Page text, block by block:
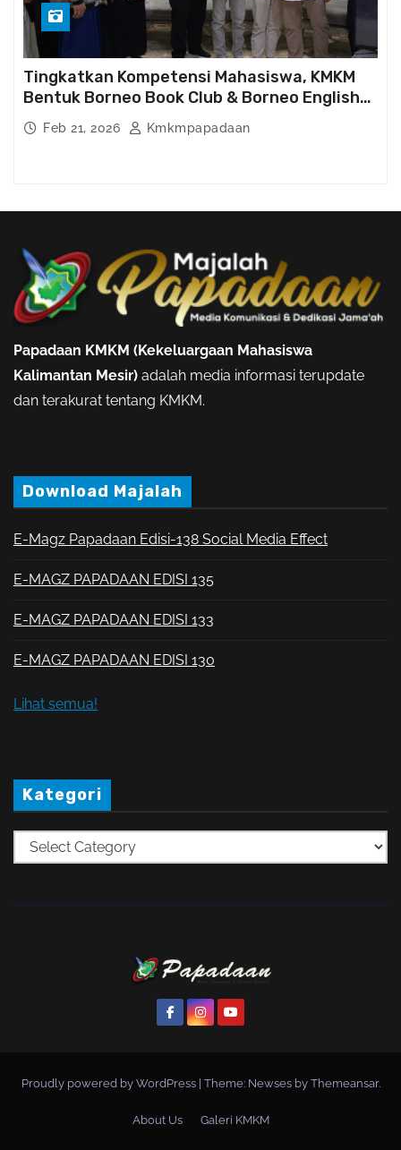
Tingkatkan Kompetensi Mahasiswa, KMKM
Bentuk Borneo Book Club & Borneo English
ClubFeb 21, 2026 Kmkmpapadaan
Papadaan KMKM (Kekeluargaan Mahasiswa
Kalimantan Mesir) adalah media informasi terupdate
dan terakurat tentang KMKM.
Download Majalah
E-Magz Papadaan Edisi-138 Social Media Effect
E-MAGZ PAPADAAN EDISI 135
E-MAGZ PAPADAAN EDISI 133
E-MAGZ PAPADAAN EDISI 130
Lihat semua!
Kategori
a
Proudly powered by WordPress Theme: Newsesby Themeansar.
About Us Galeri KMKM